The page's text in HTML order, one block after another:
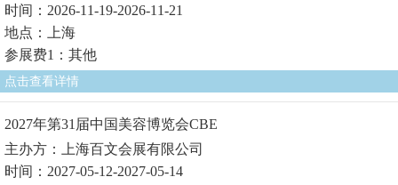
时间：2026-11-19-2026-11-21
地点：上海
参展费1：其他
点击查看详情
2027年第31届中国美容博览会CBE
主办方：上海百文会展有限公司
时间：2027-05-12-2027-05-14